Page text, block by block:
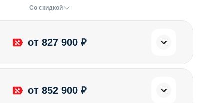
Со скидкой
от 827 900 ₽
от 852 900 ₽